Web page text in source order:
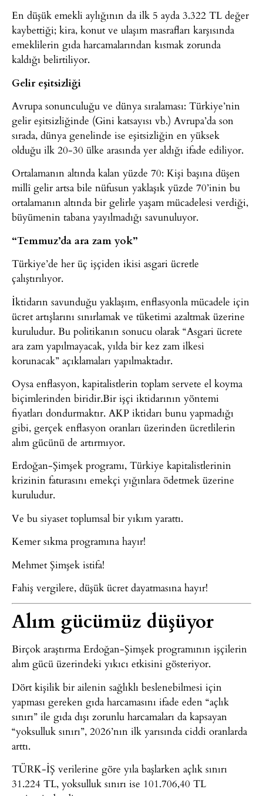
En düşük emekli aylığının da ilk 5 ayda 3.322 TL değer
kaybettiği; kira, konut ve ulaşım masrafları karşısında
emeklilerin gıda harcamalarından kısmak zorunda
kaldığı belirtiliyor.
Gelir eşitsizliği
Avrupa sonunculuğu ve dünya sıralaması: Türkiye’nin
gelir eşitsizliğinde (Gini katsayısı vb.) Avrupa’da son
sırada, dünya genelinde ise eşitsizliğin en yüksek
olduğu ilk 20-30 ülke arasında yer aldığı ifade ediliyor.
Ortalamanın altında kalan yüzde 70: Kişi başına düşen
millî gelir artsa bile nüfusun yaklaşık yüzde 70’inin bu
ortalamanın altında bir gelirle yaşam mücadelesi verdiği,
büyümenin tabana yayılmadığı savunuluyor.
“Temmuz’da ara zam yok”
Türkiye’de her üç işçiden ikisi asgari ücretle
çalıştırılıyor.
İktidarın savunduğu yaklaşım, enflasyonla mücadele için
ücret artışlarını sınırlamak ve tüketimi azaltmak üzerine
kuruludur. Bu politikanın sonucu olarak “Asgari ücrete
ara zam yapılmayacak, yılda bir kez zam ilkesi
korunacak” açıklamaları yapılmaktadır.
Oysa enflasyon, kapitalistlerin toplam servete el koyma
biçimlerinden biridir.Bir işçi iktidarının yöntemi
fiyatları dondurmaktır. AKP iktidarı bunu yapmadığı
gibi, gerçek enflasyon oranları üzerinden ücretlilerin
alım gücünü de artırmıyor.
Erdoğan-Şimşek programı, Türkiye kapitalistlerinin
krizinin faturasını emekçi yığınlara ödetmek üzerine
kuruludur.
Ve bu siyaset toplumsal bir yıkım yarattı.
Kemer sıkma programına hayır!
Mehmet Şimşek istifa!
Fahiş vergilere, düşük ücret dayatmasına hayır!
Alım gücümüz düşüyor
Birçok araştırma Erdoğan-Şimşek programının işçilerin
alım gücü üzerindeki yıkıcı etkisini gösteriyor.
Dört kişilik bir ailenin sağlıklı beslenebilmesi için
yapması gereken gıda harcamasını ifade eden “açlık
sınırı” ile gıda dışı zorunlu harcamaları da kapsayan
“yoksulluk sınırı”, 2026’nın ilk yarısında ciddi oranlarda
arttı.
TÜRK-İŞ verilerine göre yıla başlarken açlık sınırı
31.224 TL, yoksulluk sınırı ise 101.706,40 TL